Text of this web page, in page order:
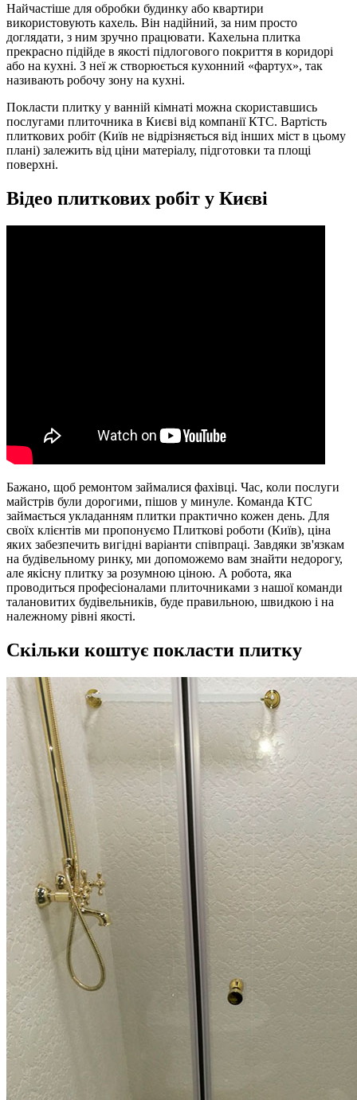
Найчастіше для обробки будинку або квартири
використовують кахель. Він надійний, за ним просто
доглядати, з ним зручно працювати. Кахельна плитка
прекрасно підійде в якості підлогового покриття в коридорі
або на кухні. З неї ж створюється кухонний «фартух», так
називають робочу зону на кухні.
Покласти плитку у ванній кімнаті можна скориставшись
послугами плиточника в Києві від компанії КТС. Вартість
плиткових робіт (Київ не відрізняється від інших міст в цьому
плані) залежить від ціни матеріалу, підготовки та площі
поверхні.
Відео плиткових робіт у Києві
Бажано, щоб ремонтом займалися фахівці. Час, коли послуги
майстрів були дорогими, пішов у минуле. Команда КТС
займається укладанням плитки практично кожен день. Для
своїх клієнтів ми пропонуємо Плиткові роботи (Київ), ціна
яких забезпечить вигідні варіанти співпраці. Завдяки зв'язкам
на будівельному ринку, ми допоможемо вам знайти недорогу,
але якісну плитку за розумною ціною. А робота, яка
проводиться професіоналами плиточниками з нашої команди
талановитих будівельників, буде правильною, швидкою і на
належному рівні якості.
Скільки коштує покласти плитку